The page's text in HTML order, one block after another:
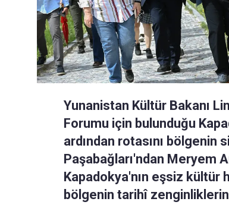
Yunanistan Kültür Bakanı
Forumu için bulunduğu
ardından rotasını bölgenin
Paşabağları'ndan Meryem
Kapadokya'nın eşsiz kültür
bölgenin tarihî